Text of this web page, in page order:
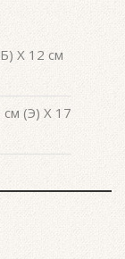
X 12 см
(Э) X 17